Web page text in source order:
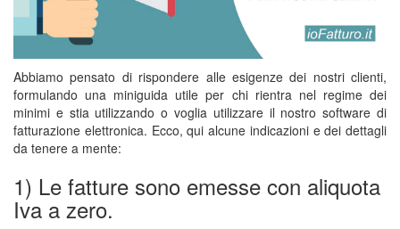
Abbiamo pensato di rispondere alle esigenze dei nostri clienti,
formulando una miniguida utile per chi rientra nel regime dei
minimi e stia utilizzando o voglia utilizzare il nostro software di
fatturazione elettronica. Ecco, qui alcune indicazioni e dei dettagli
da tenere a mente:
1) Le fatture sono emesse con aliquota
Iva a zero.